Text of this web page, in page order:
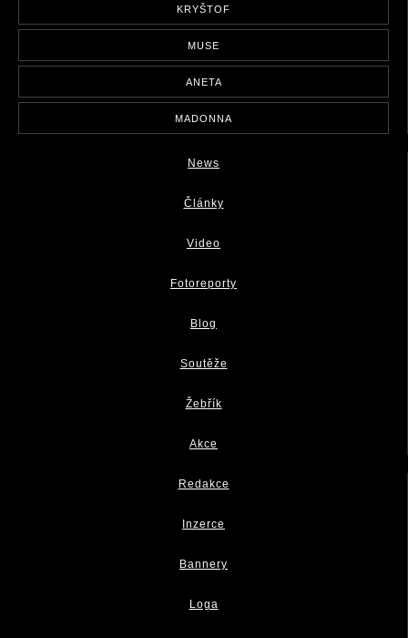
KRYŠTOF
MUSE
ANETA
MADONNA
News
Články
Video
Fotoreporty
Blog
Soutěže
Žebřík
Akce
Redakce
Inzerce
Bannery
Loga